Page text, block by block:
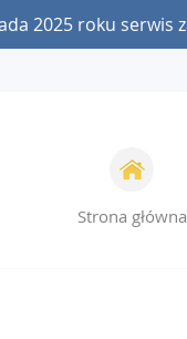
2025 roku serwis
Strona główna